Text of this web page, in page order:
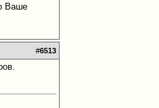
Ваше
#6513